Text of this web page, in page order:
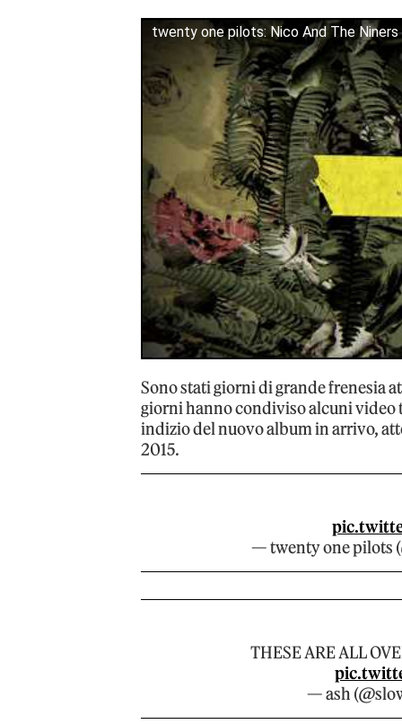
twenty one pilots: Nico And The Niners
Sono stati giorni di grande frenesia
giorni hanno condiviso alcuni video
indizio del nuovo album in arrivo,
2015.
— twenty one pilots
THESE ARE ALL
— ash